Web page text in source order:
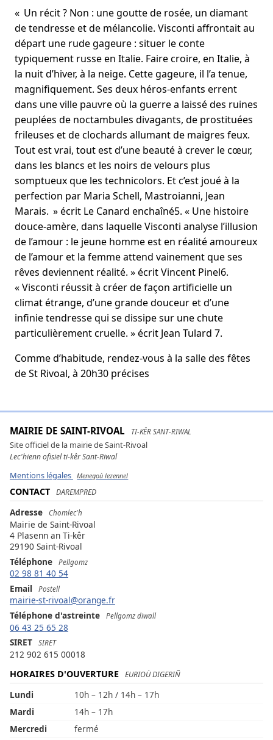
« Un récit ? Non : une goutte de rosée, un diamant
de tendresse et de mélancolie. Visconti affrontait au
départ une rude gageure : situer le conte
typiquement russe en Italie. Faire croire, en Italie, à
la nuit d’hiver, à la neige. Cette gageure, il l’a tenue,
magnifiquement. Ses deux héros-enfants errent
dans une ville pauvre où la guerre a laissé des ruines
peuplées de noctambules divagants, de prostituées
frileuses et de clochards allumant de maigres feux.
Tout est vrai, tout est d’une beauté à crever le cœur,
dans les blancs et les noirs de velours plus
somptueux que les technicolors. Et c’est joué à la
perfection par Maria Schell, Mastroianni, Jean
Marais. » écrit Le Canard enchaîné5. « Une histoire
douce-amère, dans laquelle Visconti analyse l’illusion
de l’amour : le jeune homme est en réalité amoureux
de l’amour et la femme attend vainement que ses
rêves deviennent réalité. » écrit Vincent Pinel6.
« Visconti réussit à créer de façon artificielle un
climat étrange, d’une grande douceur et d’une
infinie tendresse qui se dissipe sur une chute
particulièrement cruelle. » écrit Jean Tulard 7.
Comme d’habitude, rendez-vous à la salle des fêtes
de St Rivoal, à 20h30 précises
MAIRIE DE SAINT-RIVOAL TI-KÊR SANT-RIWAL
Site officiel de la mairie de Saint-Rivoal
Lec'hienn ofisiel ti-kêr Sant-Riwal
Mentions légales Menegoù lezennel
CONTACT DAREMPRED
Adresse Chomlec'h
Mairie de Saint-Rivoal
4 Plasenn an Ti-kêr
29190 Saint-Rivoal
Téléphone
Pellgomz
02 98 81 40 54
Email
Postell
mairie-st-rivoal@orange.fr
Téléphone d'astreinte
Pellgomz diwall
06 43 25 65 28
SIRET
SIRET
212 902 615 00018
HORAIRES D'OUVERTURE
EURIOÙ DIGERIÑ
Lundi
10h – 12h / 14h – 17h
Mardi
14h – 17h
Mercredi
fermé